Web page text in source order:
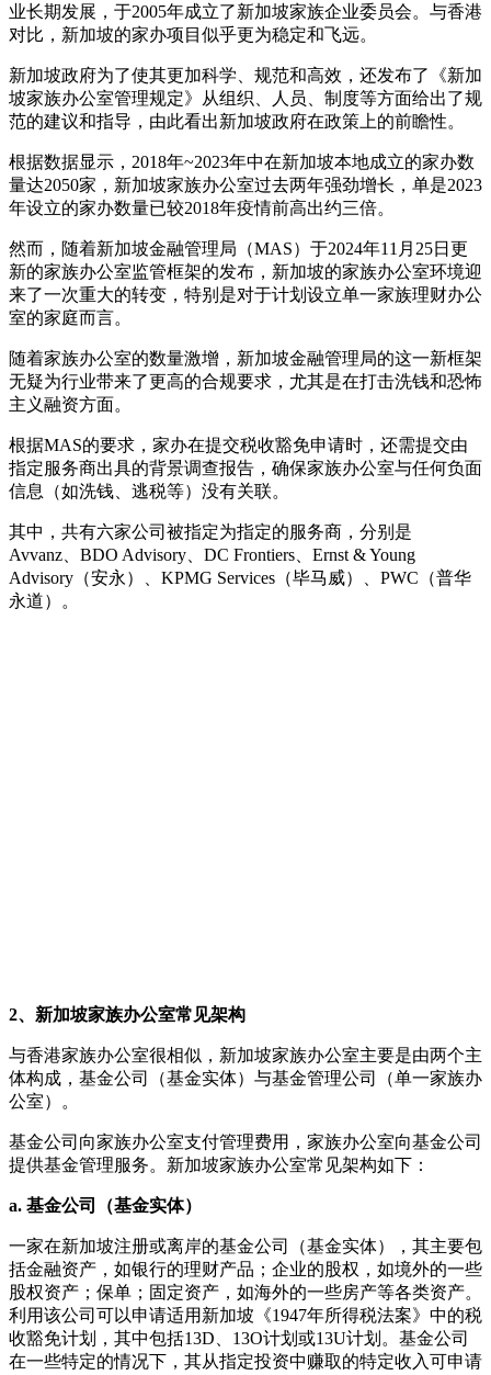
业长期发展，于2005年成立了新加坡家族企业委员会。与香港
对比，新加坡的家办项目似乎更为稳定和飞远。
新加坡政府为了使其更加科学、规范和高效，还发布了《新加
坡家族办公室管理规定》从组织、人员、制度等方面给出了规
范的建议和指导，由此看出新加坡政府在政策上的前瞻性。
根据数据显示，2018年~2023年中在新加坡本地成立的家办数
量达2050家，新加坡家族办公室过去两年强劲增长，单是2023
年设立的家办数量已较2018年疫情前高出约三倍。
然而，随着新加坡金融管理局（MAS）于2024年11月25日更
新的家族办公室监管框架的发布，新加坡的家族办公室环境迎
来了一次重大的转变，特别是对于计划设立单一家族理财办公
室的家庭而言。
随着家族办公室的数量激增，新加坡金融管理局的这一新框架
无疑为行业带来了更高的合规要求，尤其是在打击洗钱和恐怖
主义融资方面。
根据MAS的要求，家办在提交税收豁免申请时，还需提交由
指定服务商出具的背景调查报告，确保家族办公室与任何负面
信息（如洗钱、逃税等）没有关联。
其中，共有六家公司被指定为指定的服务商，分别是
Avvanz、BDO Advisory、DC Frontiers、Ernst & Young
Advisory（安永）、KPMG Services（毕马威）、PWC（普华
永道）。
2、新加坡家族办公室常见架构
与香港家族办公室很相似，新加坡家族办公室主要是由两个主
体构成，基金公司（基金实体）与基金管理公司（单一家族办
公室）。
基金公司向家族办公室支付管理费用，家族办公室向基金公司
提供基金管理服务。新加坡家族办公室常见架构如下：
a. 基金公司（基金实体）
一家在新加坡注册或离岸的基金公司（基金实体），其主要包
括金融资产，如银行的理财产品；企业的股权，如境外的一些
股权资产；保单；固定资产，如海外的一些房产等各类资产。
利用该公司可以申请适用新加坡《1947年所得税法案》中的税
收豁免计划，其中包括13D、13O计划或13U计划。基金公司
在一些特定的情况下，其从指定投资中赚取的特定收入可申请